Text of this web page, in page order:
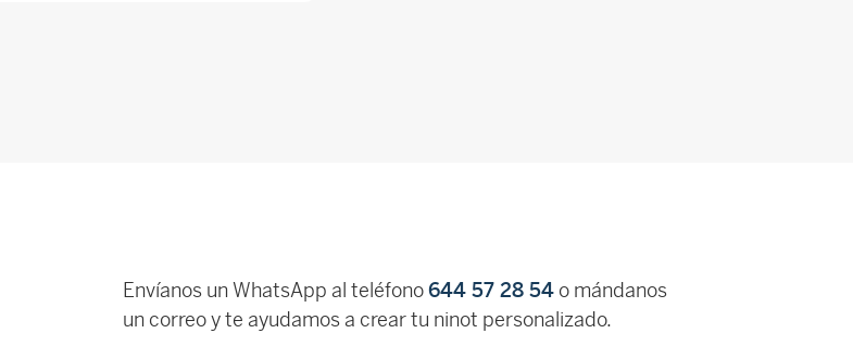
Envíanos un WhatsApp al teléfono644 57 28 54 o mándanos
un correo y te ayudamos a crear tu ninot personalizado.